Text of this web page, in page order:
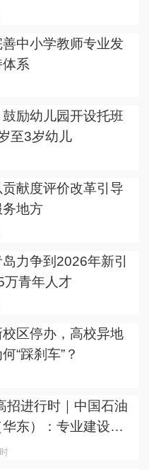
情怀“爱国底
善中小学教师专业发
体系
励幼儿园开设托班
至3岁幼儿
献度评价改革引导
地方
力争到2026年新引
万青年人才
校区停办，高校异地
“踩刹车”？
招进行时｜中国石油
东）：专业建设紧
求，新增人工智能